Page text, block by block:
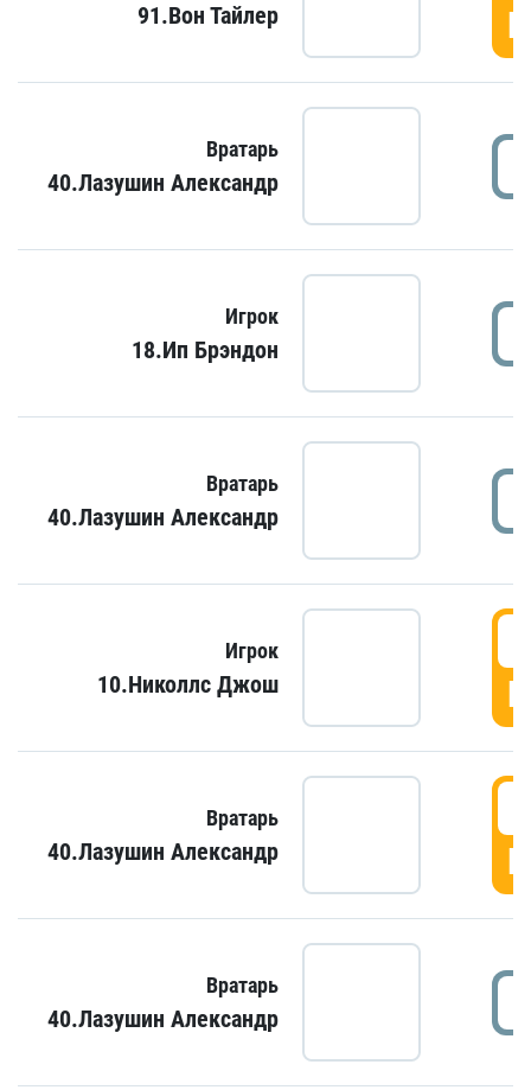
91.Вон Тайлер
Вратарь
40.Лазушин Александр
Игрок
18.Ип Брэндон
Вратарь
40.Лазушин Александр
Игрок
10.Николлс Джош
Вратарь
40.Лазушин Александр
Вратарь
40.Лазушин Александр